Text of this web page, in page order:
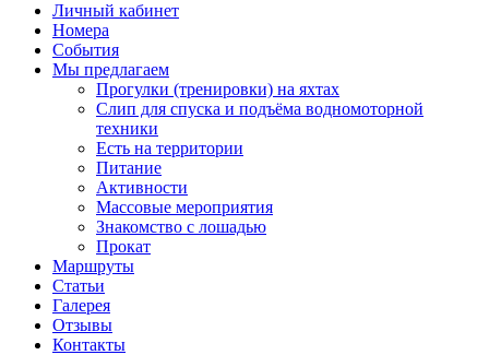
Личный кабинет
Номера
События
Мы предлагаем
Прогулки (тренировки) на яхтах
Слип для спуска и подъёма водномоторной
техники
Есть на территории
Питание
Активности
Массовые мероприятия
Знакомство с лошадью
Прокат
Маршруты
Статьи
Галерея
Отзывы
Контакты